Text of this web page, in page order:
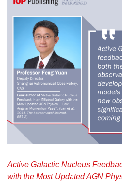
Active Galactic Nucleus
with the Most Updated AGN